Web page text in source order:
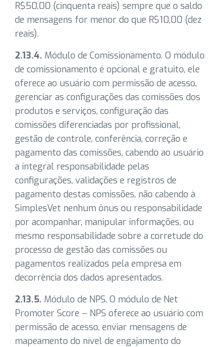
R$50,00 (cinquenta reais) sempre que o saldo
de mensagens for menor do que R$10,00 (dez
reais).
2.13.4. Módulo de Comissionamento. O módulo
de comissionamento é opcional e gratuito, ele
oferece ao usuário com permissão de acesso,
gerenciar as configurações das comissões dos
produtos e serviços, configuração das
comissões diferenciadas por profissional,
gestão de controle, conferência, correção e
pagamento das comissões, cabendo ao usuário
a integral responsabilidade pelas
configurações, validações e registros de
pagamento destas comissões, não cabendo à
SimplesVet nenhum ônus ou responsabilidade
por acompanhar, manipular informações, ou
mesmo responsabilidade sobre a corretude do
processo de gestão das comissões ou
pagamentos realizados pela empresa em
decorrência dos dados apresentados.
2.13.5. Módulo de NPS. O módulo de Net
Promoter Score – NPS oferece ao usuário com
permissão de acesso, enviar mensagens de
mapeamento do nível de engajamento do